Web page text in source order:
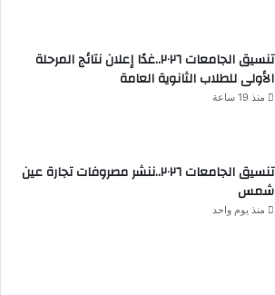
تنسيق الجامعات ٢٠٢٦..غدًا إعلان نتائج المرحلة
الأولى للطلاب الثانوية العامة
منذ 19 ساعة
تنسيق الجامعات ٢٠٢٦..ننشر مصروفات تجارة عين
شمس
منذ يوم واحد